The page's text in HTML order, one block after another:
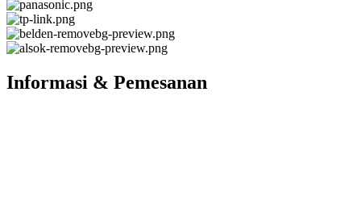
Informasi & Pemesanan